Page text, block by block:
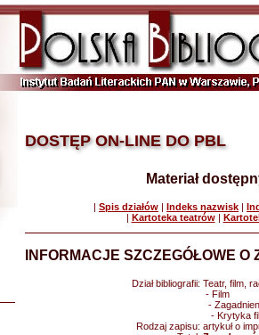
DOSTĘP ON-LINE DO PBL
Materiał
| Spis działów | Indeks nazwisk |
| Kartoteka teatrów|
INFORMACJE SZCZEGÓŁOWE O
Dział bibliografii: Teatr, film,
- Film
-
- Krytyka
Rodzaj zapisu: artykuł o